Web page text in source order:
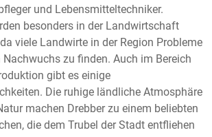
und Lebensmitteltechniker.
besonders in der Landwirtschaft
viele Landwirte in der Region Probleme
zu finden. Auch im Bereich
gibt es einige
Die ruhige ländliche Atmosphäre
machen Drebber zu einem beliebten
die dem Trubel der Stadt entfliehen